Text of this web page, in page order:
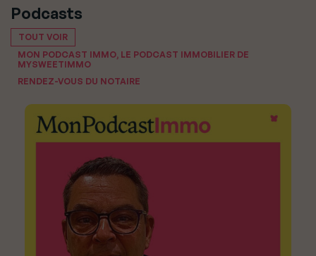
Podcasts
TOUT VOIR
MON PODCAST IMMO, LE PODCAST IMMOBILIER DE
MYSWEETIMMO
RENDEZ-VOUS DU NOTAIRE